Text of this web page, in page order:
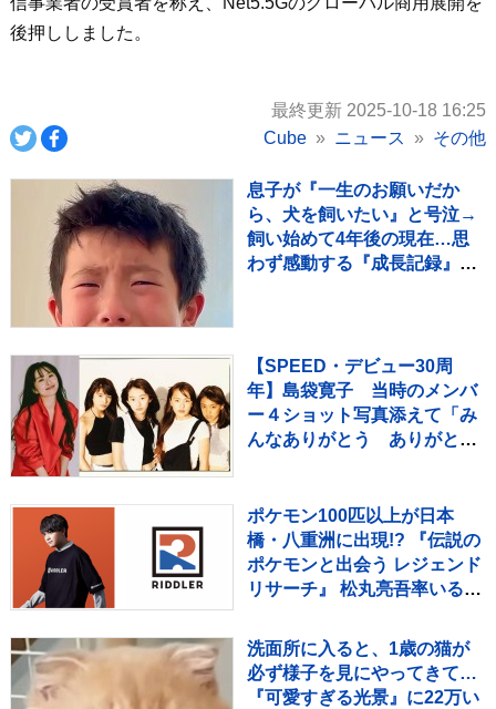
後押ししました。
最終更新 2025-10-18 16:25
Cube
ニュース その他
息子が『一生のお願いだか
ら、犬を飼いたい』と号泣→
飼い始めて4年後の現在…思
わず感動する『成長記録』が
【SPEED・デビュー30周
年】島袋寛子 当時のメンバ
ー４ショット写真添えて「み
んなありがとう ありがとう
ポケモン100匹以上が日本
橋・八重洲に出現!? 『伝説の
ポケモンと出会う レジェンド
リサーチ』 松丸亮吾率いる
イベントも実施
洗面所に入ると、1歳の猫が
必ず様子を見にやってきて…
『可愛すぎる光景』に22万い